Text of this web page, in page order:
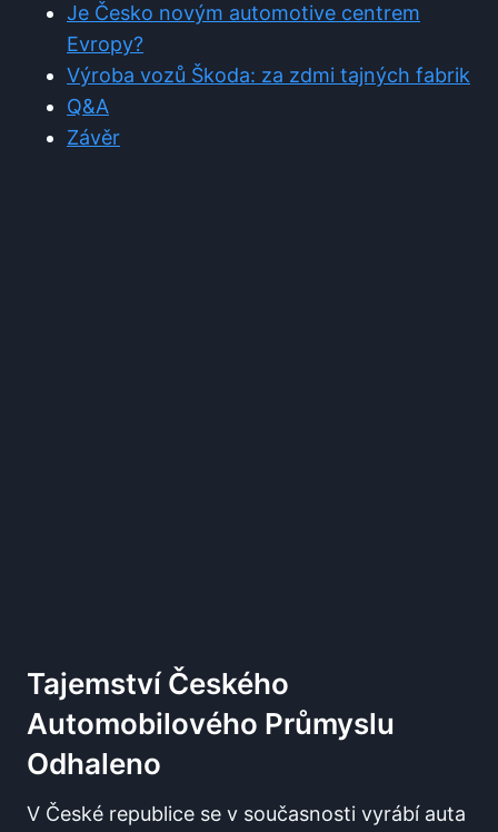
Je Česko novým automotive centrem
Evropy?
Výroba vozů Škoda: za zdmi tajných fabrik
Q&A
Závěr
Tajemství Českého
Automobilového Průmyslu
Odhaleno
V České republice se v současnosti vyrábí auta